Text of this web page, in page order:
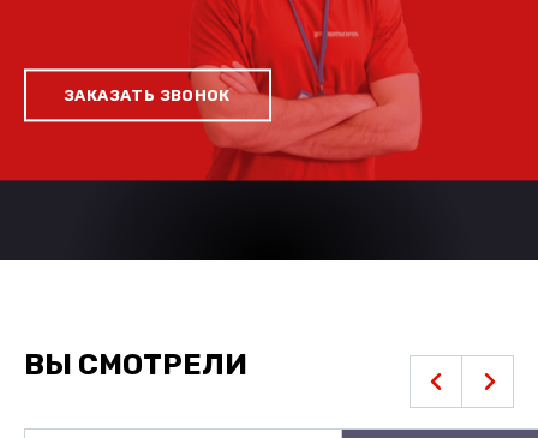
ЗАКАЗАТЬ ЗВОНОК
ВЫ СМОТРЕЛИ